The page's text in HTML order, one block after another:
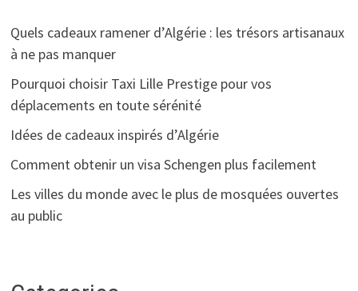
Quels cadeaux ramener d’Algérie : les trésors artisanaux
à ne pas manquer
Pourquoi choisir Taxi Lille Prestige pour vos
déplacements en toute sérénité
Idées de cadeaux inspirés d’Algérie
Comment obtenir un visa Schengen plus facilement
Les villes du monde avec le plus de mosquées ouvertes
au public